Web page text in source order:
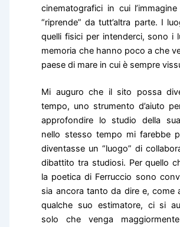
cinematografici in cui l’immagine
“riprende” da tutt’altra parte. I
quelli fisici per intenderci, sono i
memoria che hanno poco a che
paese di mare in cui è sempre
Mi auguro che il sito possa
tempo, uno strumento d’aiuto
approfondire lo studio della
nello stesso tempo mi farebbe
diventasse un “luogo” di
dibattito tra studiosi. Per quello
la poetica di Ferruccio sono
sia ancora tanto da dire e, come
qualche suo estimatore, ci si
solo che venga